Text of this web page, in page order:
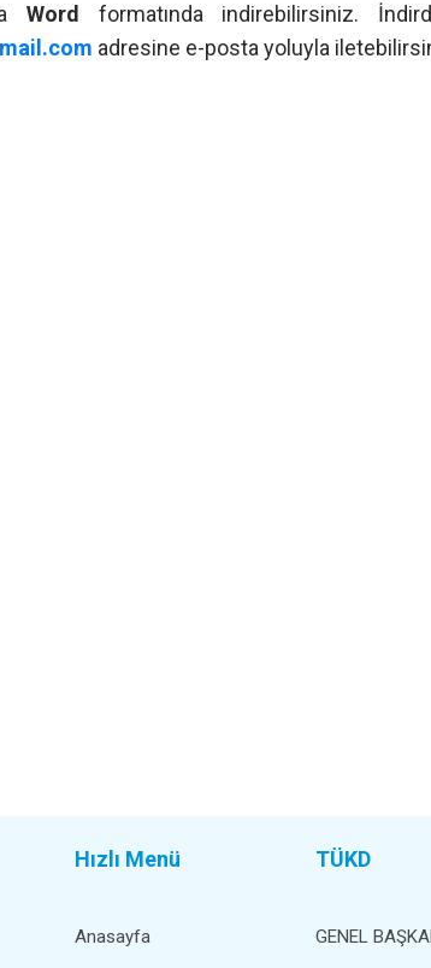
Word formatında indirebilirsiniz.
adresine e-posta yoluyla
Hızlı Menü
Anasayfa
TÜKD
GENEL